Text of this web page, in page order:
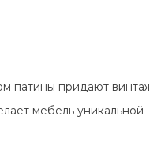
патины придают
мебель уникальной